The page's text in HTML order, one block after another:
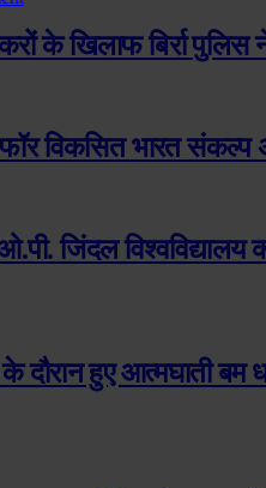
बिर्रा पुलिस ने
फॉर विकसित भारत
जिंदल विश्वविद्यालय
दौरान हुए आत्मघाती